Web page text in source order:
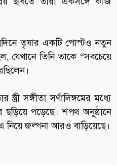
তৃষার একটি পোস্টও নতুন
যেখানে তিনি তাকে “সবচেয়ে
সঙ্গীতা সর্ণালিঙ্গমের মধ্যে
ছড়িয়ে পড়েছে। শপথ অনুষ্ঠানে
এ নিয়ে জল্পনা আরও বাড়িয়েছে।